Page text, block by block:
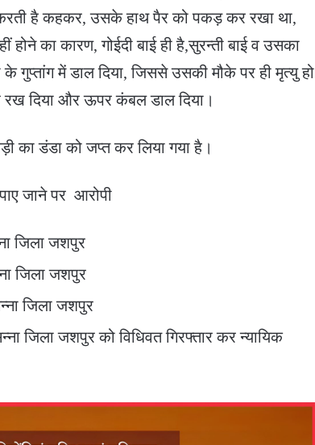
करती है कहकर, उसके हाथ पैर को पकड़ कर रखा था,
का कारण, गोईदी बाई ही है,सुरन्ती बाई व उसका
गुप्तांग में डाल दिया, जिससे उसकी मौके पर ही मृत्यु हो
रख दिया और ऊपर कंबल डाल दिया।
का डंडा को जप्त कर लिया गया है।
जाने पर आरोपी
जिला जशपुर
जिला जशपुर
जिला जशपुर
जिला जशपुर को विधिवत गिरफ्तार कर न्यायिक